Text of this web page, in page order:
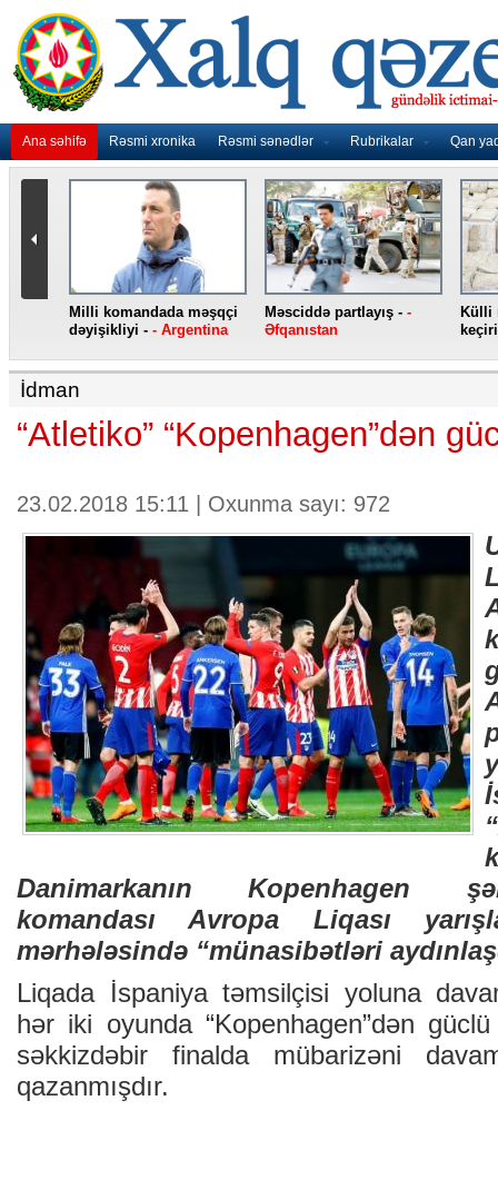
Ana səhifə Rəsmi xronika Rəsmi sənədlər Rubrikalar Qan
Milli komandada məşqçi
dəyişikliyi - - Argentina
Məsciddə partlayış - -
Əfqanıstan
Külli
İdman
“Atletiko” “Kopenhagen”dən
23.02.2018 15:11 | Oxunma sayı: 972
Danimarkanın Kopenhagen
komandası Avropa Liqası
mərhələsində “münasibətləri
Liqada İspaniya təmsilçisi yoluna
hər iki oyunda “Kopenhagen”dən
səkkizdəbir finalda mübarizəni
qazanmışdır.